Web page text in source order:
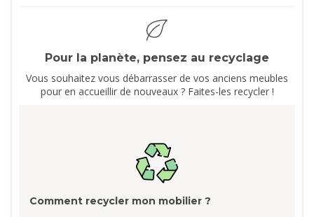
Pour la planète, pensez au recyclage
Vous souhaitez vous débarrasser de vos anciens meubles
pour en accueillir de nouveaux ? Faites-les recycler !
Comment recycler mon mobilier ?